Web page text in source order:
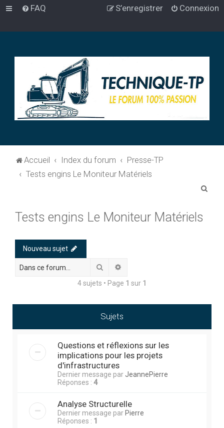
FAQ Connexion
S’enregistrer
Accueil Index du forum
Presse-TP
Tests engins Le Moniteur Matériels
Tests engins Le Moniteur Matériels
Nouveau sujet
Rechercher
4 sujets • Page 1 sur 1
Sujets
Questions et réflexions sur les
implications pour les projets
d'infrastructures
Dernier message par JeannePierre
Réponses : 4
Analyse Structurelle
Dernier message par Pierre
Réponses : 1